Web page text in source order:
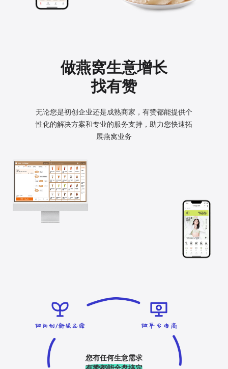
做燕窝生意增长
找有赞
无论您是初创企业还是成熟商家，有赞都能提供个
性化的解决方案和专业的服务支持，助力您快速拓
展燕窝业务
您有任何生意需求